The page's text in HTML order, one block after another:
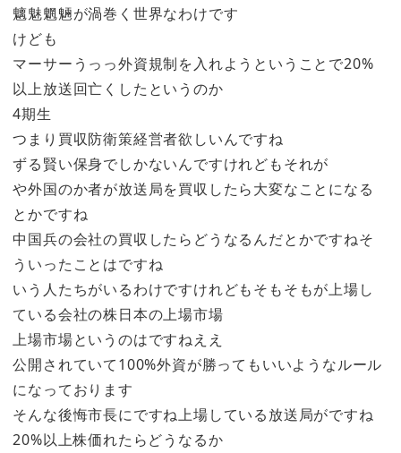
魑魅魍魎が渦巻く世界なわけです
けども
マーサーうっっ外資規制を入れようということで20%
以上放送回亡くしたというのか
4期生
つまり買収防衛策経営者欲しいんですね
ずる賢い保身でしかないんですけれどもそれが
や外国のか者が放送局を買収したら大変なことになる
とかですね
中国兵の会社の買収したらどうなるんだとかですねそ
ういったことはですね
いう人たちがいるわけですけれどもそもそもが上場し
ている会社の株日本の上場市場
上場市場というのはですねええ
公開されていて100%外資が勝ってもいいようなルール
になっております
そんな後悔市長にですね上場している放送局がですね
20%以上株価れたらどうなるか